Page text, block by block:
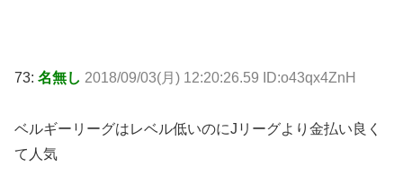
73: 名無し 2018/09/03(月) 12:20:26.59 ID:o43qx4ZnH
ベルギーリーグはレベル低いのにJリーグより金払い良く
て人気